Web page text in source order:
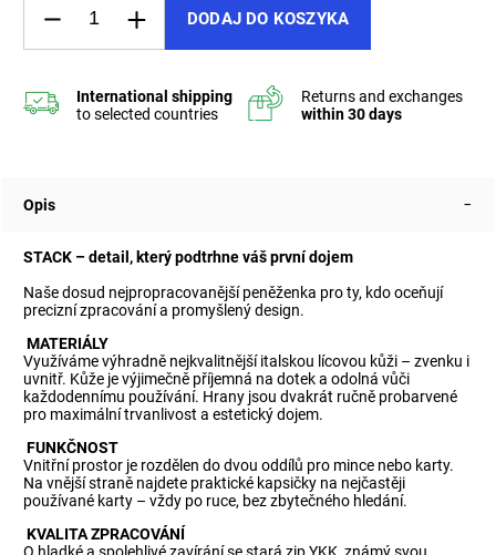
DODAJ DO KOSZYKA
Opis
STACK – detail, který podtrhne váš první dojem
Naše dosud nejpropracovanější peněženka pro ty, kdo oceňují
precizní zpracování a promyšlený design.
MATERIÁLY
Využíváme výhradně nejkvalitnější italskou lícovou kůži – zvenku i
uvnitř. Kůže je výjimečně příjemná na dotek a odolná vůči
každodennímu používání. Hrany jsou dvakrát ručně probarvené
pro maximální trvanlivost a estetický dojem.
FUNKČNOST
Vnitřní prostor je rozdělen do dvou oddílů pro mince nebo karty.
Na vnější straně najdete praktické kapsičky na nejčastěji
používané karty – vždy po ruce, bez zbytečného hledání.
KVALITA ZPRACOVÁNÍ